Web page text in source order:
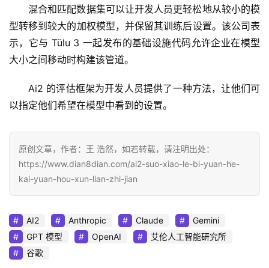
混合和匹配数据集可以让开发人员更轻松地从较小的模
型转移到较大的加权模型，并保留其训练后设置。该公司表
示，它与 Tülu 3 一起发布的基础设施代码允许企业在模型
大小之间移动时构建该管道。
Ai2 的评估框架为开发人员提供了一种方法，让他们可
以指定他们希望在模型中看到的设置。
原创文章，作者：王 浩然，如若转载，请注明出处：
https://www.dian8dian.com/ai2-suo-xiao-le-bi-yuan-he-
kai-yuan-hou-xun-lian-zhi-jian
AI2 Anthropic Claude
Gemini
GPT 模型
OpenAI
艾伦人工智能研究所
谷歌